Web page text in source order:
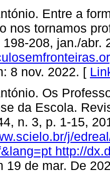
Entre a
nos tornamos
198-208, jan./abr.
8 nov. 2022. [
Os
da Escola.
n. 3, p. 1-15,
j/
http://
19 de mar. De